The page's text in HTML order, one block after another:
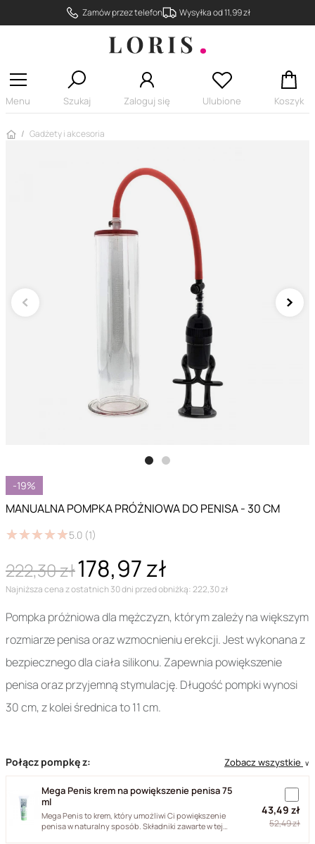
Zamów przez telefon Wysyłka od 11,99 zł
Menu Szukaj Zaloguj się Ulubione Koszyk
Strona główna
Gadżety i akcesoria
-19%
MANUALNA POMPKA PRÓŻNIOWA DO PENISA - 30 CM
★★★★★
★★★★★5.0 (1)
222,30 zł178,97 zł
Najniższa cena z ostatnich 30 dni przed obniżką: 222,30 zł
Pompka próżniowa dla mężczyzn, którym zależy na większym
rozmiarze penisa oraz wzmocnieniu erekcji. Jest wykonana z
bezpiecznego dla ciała silikonu. Zapewnia powiększenie
penisa oraz przyjemną stymulację. Długość pompki wynosi
30 cm, z kolei średnica to 11 cm.
Połącz pompkę z: Zobacz wszystkie ∨
Mega Penis krem na powiększenie penisa 75
ml
Mega Penis to krem, który umożliwi Ci powiększenie
penisa w naturalny sposób. Składniki zawarte w tej
43,49 zł
52,49 zł